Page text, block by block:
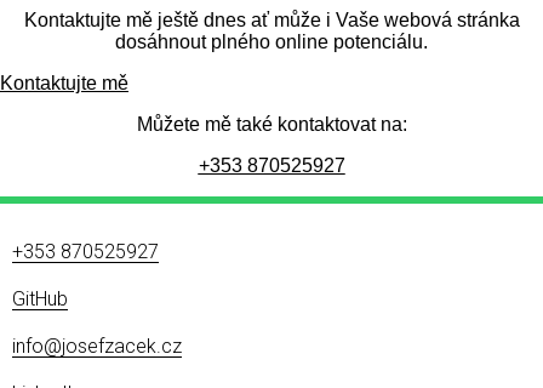
Kontaktujte mě ještě dnes ať může i Vaše webová stránka
dosáhnout plného online potenciálu.
Kontaktujte mě
Můžete mě také kontaktovat na:
+353 870525927
+353 870525927
GitHub
info@josefzacek.cz